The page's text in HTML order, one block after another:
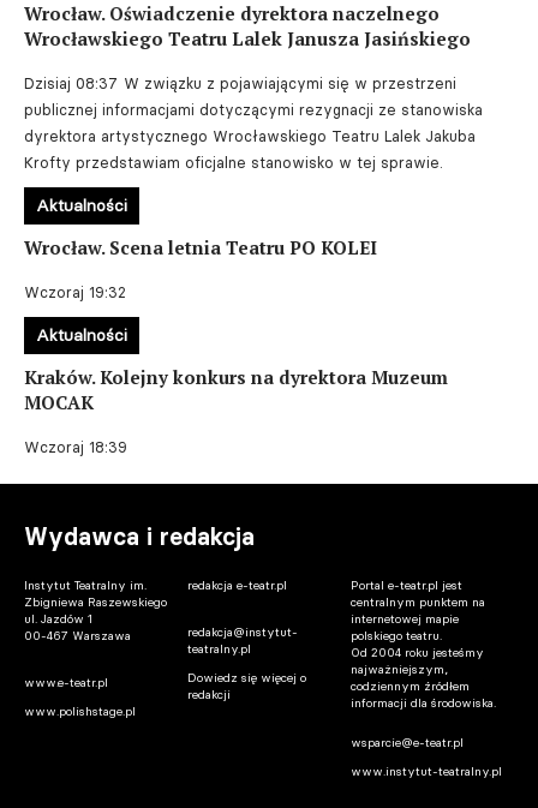
Wrocław. Oświadczenie dyrektora naczelnego
Wrocławskiego Teatru Lalek Janusza Jasińskiego
Dzisiaj 08:37 W związku z pojawiającymi się w przestrzeni
publicznej informacjami dotyczącymi rezygnacji ze stanowiska
dyrektora artystycznego Wrocławskiego Teatru Lalek Jakuba
Krofty przedstawiam oficjalne stanowisko w tej sprawie.
Wrocław. Scena letnia Teatru PO KOLEI
Wczoraj 19:32
Aktualności
Kraków. Kolejny konkurs na dyrektora Muzeum
MOCAK
Wczoraj 18:39
Aktualności
Wydawca i redakcja
Instytut Teatralny im.
Zbigniewa Raszewskiego
ul. Jazdów 1
00-467 Warszawa
www.e-teatr.pl
www.polishstage.pl
redakcja e-teatr.pl
redakcja@instytut-
teatralny.pl
Dowiedz się więcej o
redakcji
Portal e-teatr.pl jest
centralnym punktem na
internetowej mapie
polskiego teatru.
Od 2004 roku jesteśmy
najważniejszym,
codziennym źródłem
informacji dla środowiska.
wsparcie@e-teatr.pl
www.instytut-teatralny.pl